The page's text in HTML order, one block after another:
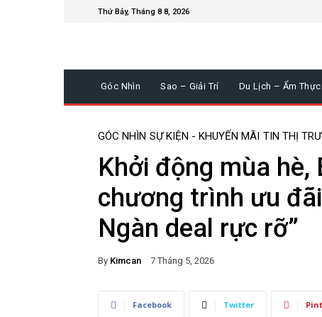
Thứ Bảy, Tháng 8 8, 2026
Góc Nhìn Sao – Giải Trí Du Lịch – Ẩm Thực
GÓC NHÌN SỰ KIỆN - KHUYẾN MÃI TIN THỊ
Khởi động mùa hè,
chương trình ưu
Ngàn deal rực rỡ”
By Kimcan 7 Tháng 5, 2026
Facebook Twitter